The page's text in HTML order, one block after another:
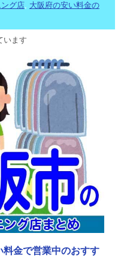
グ店, 大阪府の安い料金の
います
料金で営業中のおすす